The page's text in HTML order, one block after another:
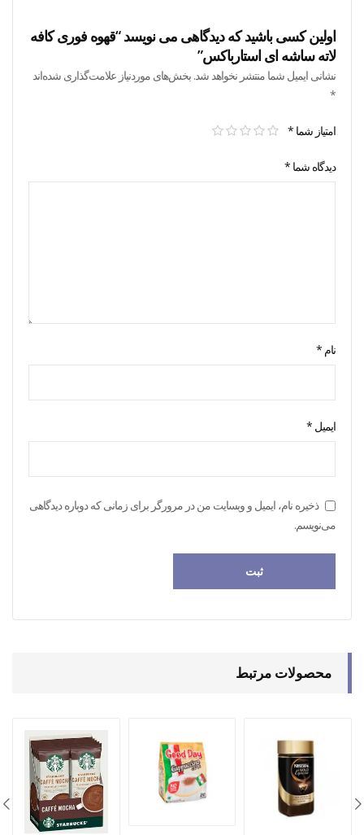
اولین کسی باشید که دیدگاهی می نویسد “قهوه فوری کافه
لاته ساشه ای استارباکس”
نشانی ایمیل شما منتشر نخواهد شد. بخش‌های موردنیاز علامت‌گذاری شده‌اند
*
امتیاز شما *
دیدگاه شما *
نام *
ایمیل *
ذخیره نام، ایمیل و وبسایت من در مرورگر برای زمانی که دوباره دیدگاهی
می‌نویسم.
محصولات مرتبط